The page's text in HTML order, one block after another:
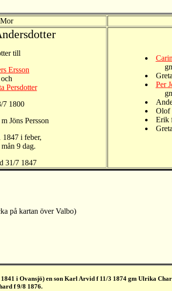
Mor
till
Ersson
och
Persdotter
7 1800
Jöns Persson
1847 i feber,
9 dag.
31/7 1847
Carin
Per
Olof
Erik
på kartan över Valbo)
i Ovansjö) en son Karl Arvid f 11/3 1874 gm Ulrika
f 9/8 1876.